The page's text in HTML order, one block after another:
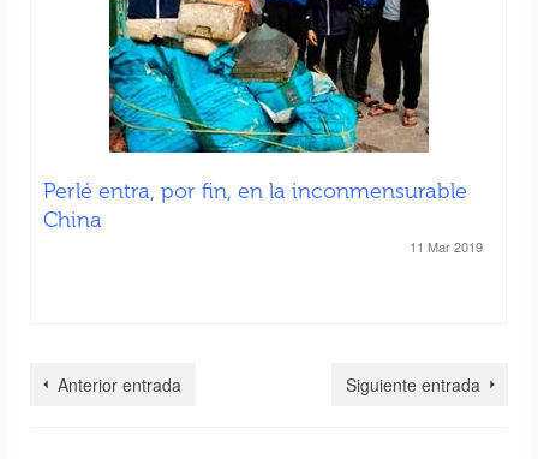
Perlé entra, por fin, en la inconmensurable
China
11 Mar 2019
Anterior entrada Siguiente entrada